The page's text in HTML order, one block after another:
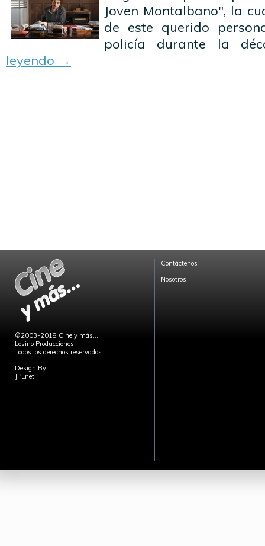
Joven Montalbano", la
de este querido
policía durante la
leyendo →
©2003-2018 Cine y más...
Losino Producciones
Todos los derechos reservados.
Design By
JPLnet
Contáctenos
Nosotros